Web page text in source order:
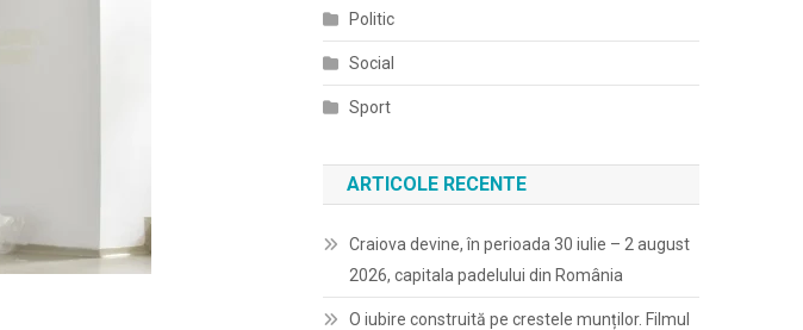
Politic
Social
Sport
ARTICOLE RECENTE
Craiova devine, în perioada 30 iulie – 2 august
2026, capitala padelului din România
O iubire construită pe crestele munților. Filmul